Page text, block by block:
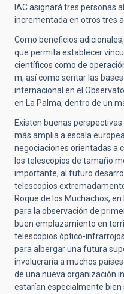
IAC asignará tres personas
incrementada en otros tres
Como beneficios
que permita establecer
científicos como de
m, así como sentar las
internacional en el
en La Palma, dentro de un
Existen buenas
más amplia a escala
negociaciones orientadas a
los telescopios de tamaño
importante, al futuro
telescopios
Roque de los Muchachos,
para la observación de
buen emplazamiento en
telescopios óptico-
para albergar una futura
involucraría a muchos
de una nueva organización
estarían especialmente